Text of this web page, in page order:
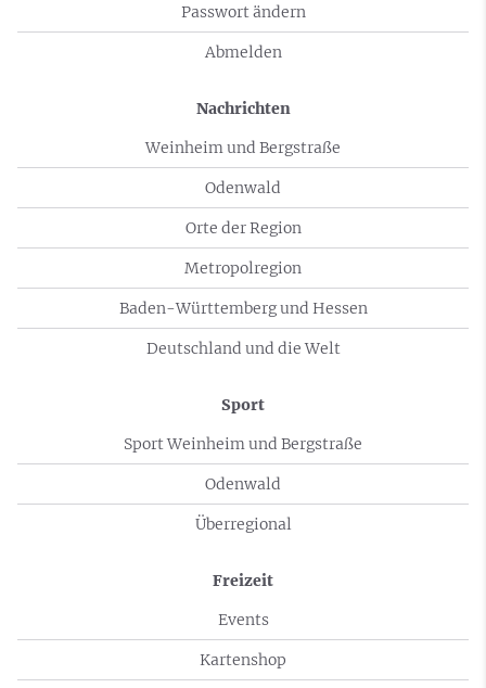
Passwort ändern
Abmelden
Nachrichten
Weinheim und Bergstraße
Odenwald
Orte der Region
Metropolregion
Baden-Württemberg und Hessen
Deutschland und die Welt
Sport
Sport Weinheim und Bergstraße
Odenwald
Überregional
Freizeit
Events
Kartenshop